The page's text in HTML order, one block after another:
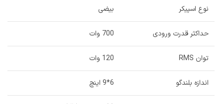
نوع اسپیکر بیضی
حداکثر قدرت ورودی 700 وات
توان RMS 120 وات
اندازه بلندگو 6*9 اینچ